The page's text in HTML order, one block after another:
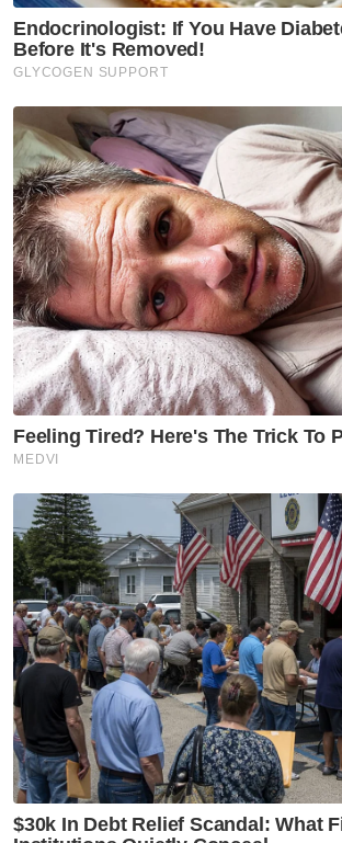
Beliau juga berharap jumlah
Pakistan dan Malaysia akan
selepas ini dan melahirkan
lawatan Anwar ke negara Asia
mampu membawa momentum
diperlukan bagi memacu lebih
perdagangan kedua-dua negara.
Syed Ahsan berkata, Malaysia
pelabur utama di Pakistan dan
kepada syarikat kereta nasional
lepas di negara itu selain
pelabur Malaysia dalam bidang
maklumat serta sektor lain.
Berita Telus & Tulus menerusi E-
hari!